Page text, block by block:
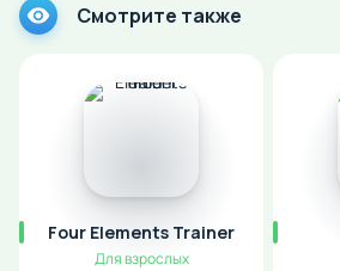
Смотрите также
Four Elements Trainer
Для взрослых